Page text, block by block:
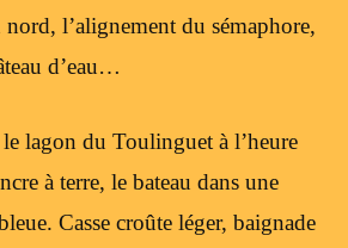
l’alignement du sémaphore,
d’eau…
le lagon du Toulinguet à l’heure
à terre, le bateau dans une
Casse croûte léger, baignade